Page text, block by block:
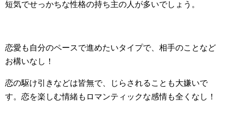
短気でせっかちな性格の持ち主の人が多いでしょう。
恋愛も自分のペースで進めたいタイプで、相手のことなど
お構いなし！
恋の駆け引きなどは皆無で、じらされることも大嫌いで
す。恋を楽しむ情緒もロマンティックな感情も全くなし！